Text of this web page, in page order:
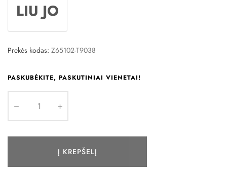
LIU JO
Prekės kodas: Z65102-T9038
PASKUBĖKITE, PASKUTINIAI VIENETAI!
Į KREPŠELĮ